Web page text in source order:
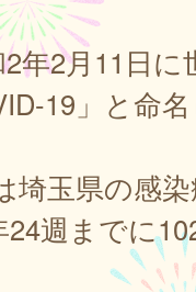
年2月11日に
19」と命名
埼玉県の感
24週までに